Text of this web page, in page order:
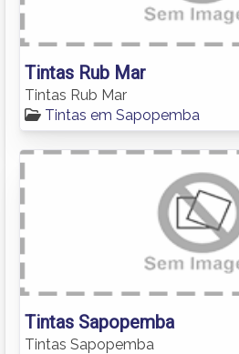
Tintas Rub Mar
Tintas Rub Mar
Tintas em Sapopemba
Tintas Sapopemba
Tintas Sapopemba